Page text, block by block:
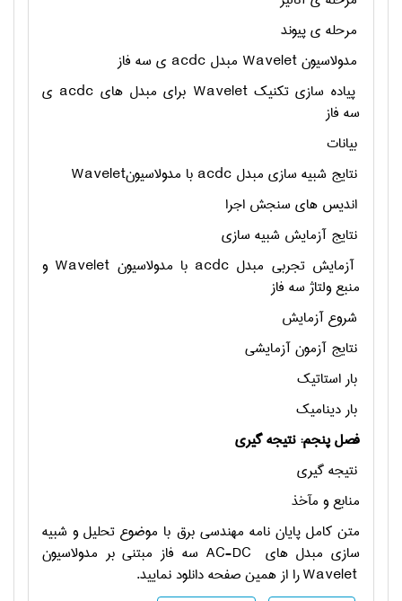
مرحله ی پیوند
مدولاسیونWavelet مبدل acdc ی سه فاز
پیاده سازی تکنیکWavelet برای مبدل های acdc ی
سه فاز
بیانات
نتایج شبیه سازی مبدل acdc با مدولاسیونWavelet
اندیس های سنجش اجرا
نتایج آزمایش شبیه سازی
آزمایش تجربی مبدل acdcبا مدولاسیون Waveletو
منبع ولتاژ سه فاز
شروع آزمایش
نتایج آزمون آزمایشی
بار استاتیک
بار دینامیک
فصل پنجم: نتیجه گیری
نتیجه گیری
منابع و مآخذ
متن کاملپایان نامه مهندسی برق با موضوع تحلیل و شبیه
سازی مبدل های AC-DCسه فاز مبتنی بر مدولاسیون
Waveletرا از همین صفحه دانلود نمایید.